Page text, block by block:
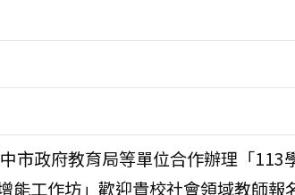
市政府教育局等單位合作辦理「113
能工作坊」歡迎貴校社會領域教師報